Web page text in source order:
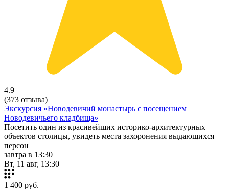
4.9
(373 отзыва)
Экскурсия «Новодевичий монастырь с посещением
Новодевичьего кладбища»
Посетить один из красивейших историко-архитектурных
объектов столицы, увидеть места захоронения выдающихся
персон
завтра в 13:30
Вт, 11 авг, 13:30
1 400 руб.